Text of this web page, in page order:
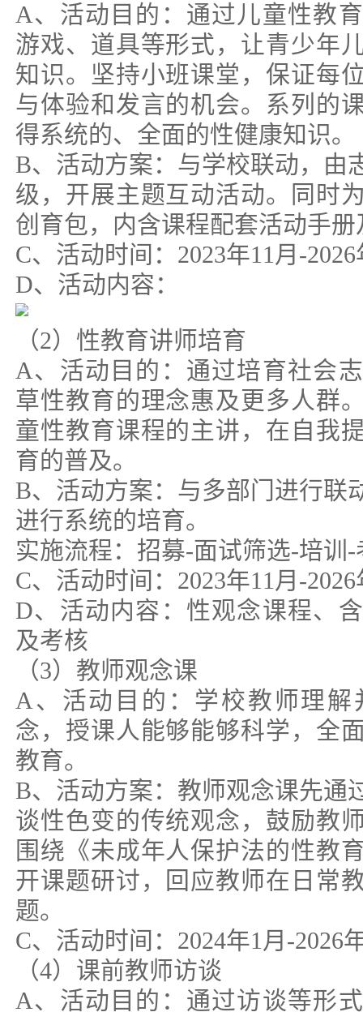
A、活动目的：通过儿童性教
游戏、道具等形式，让青少年
知识。坚持小班课堂，保证每
与体验和发言的机会。系列的
得系统的、全面的性健康知识。
B、活动方案：与学校联动，由
级，开展主题互动活动。同时
创育包，内含课程配套活动手
C、活动时间：2023年11月-2026
D、活动内容：
（2）性教育讲师培育
A、活动目的：通过培育社会
草性教育的理念惠及更多人群
童性教育课程的主讲，在自我
育的普及。
B、活动方案：与多部门进行联
进行系统的培育。
实施流程：招募-面试筛选-培训
C、活动时间：2023年11月-2026
D、活动内容：性观念课程、
及考核
（3）教师观念课
A、活动目的：学校教师理解
念，授课人能够能够科学，全
教育。
B、活动方案：教师观念课先通
谈性色变的传统观念，鼓励教
围绕《未成年人保护法的性教
开课题研讨，回应教师在日常
题。
C、活动时间：2024年1月-2026
（4）课前教师访谈
A、活动目的：通过访谈等形